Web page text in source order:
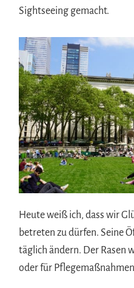
Sightseeing gemacht.
Heute weiß ich, dass wir
betreten zu dürfen. Seine
täglich ändern. Der Rasen
oder für